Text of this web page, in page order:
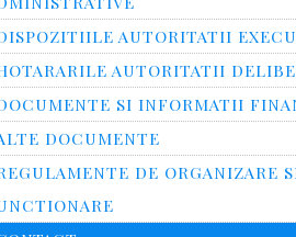
AUTORITATII
AUTORITATII
SI INFORMATII
DOCUMENTE
DE ORGANIZARE